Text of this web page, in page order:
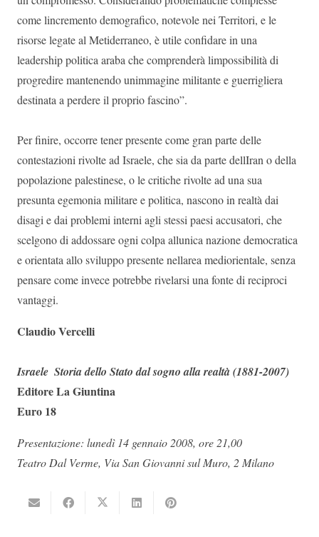
come lincremento demografico, notevole nei Territori, e le
risorse legate al Metiderraneo, è utile confidare in una
leadership politica araba che comprenderà limpossibilità di
progredire mantenendo unimmagine militante e guerrigliera
destinata a perdere il proprio fascino”.
Per finire, occorre tener presente come gran parte delle
contestazioni rivolte ad Israele, che sia da parte dellIran o della
popolazione palestinese, o le critiche rivolte ad una sua
presunta egemonia militare e politica, nascono in realtà dai
disagi e dai problemi interni agli stessi paesi accusatori, che
scelgono di addossare ogni colpa allunica nazione democratica
e orientata allo sviluppo presente nellarea mediorientale, senza
pensare come invece potrebbe rivelarsi una fonte di reciproci
vantaggi.
Claudio Vercelli
Israele  Storia dello Stato dal sogno alla realtà (1881-2007)
Editore La Giuntina
Euro 18
Presentazione: lunedì 14 gennaio 2008, ore 21,00
Teatro Dal Verme, Via San Giovanni sul Muro, 2 Milano